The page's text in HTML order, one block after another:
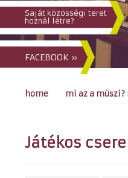
Saját közösségi teret
hoznál létre?
FACEBOOK »
home mi az a müszi?
Játékos